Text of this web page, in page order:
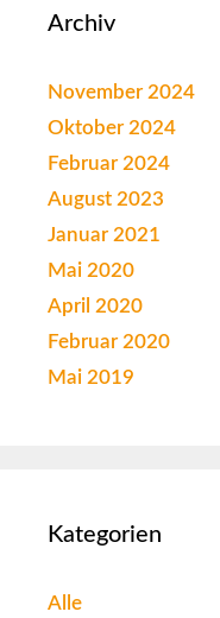
Archiv
November 2024
Oktober 2024
Februar 2024
August 2023
Januar 2021
Mai 2020
April 2020
Februar 2020
Mai 2019
Kategorien
Alle